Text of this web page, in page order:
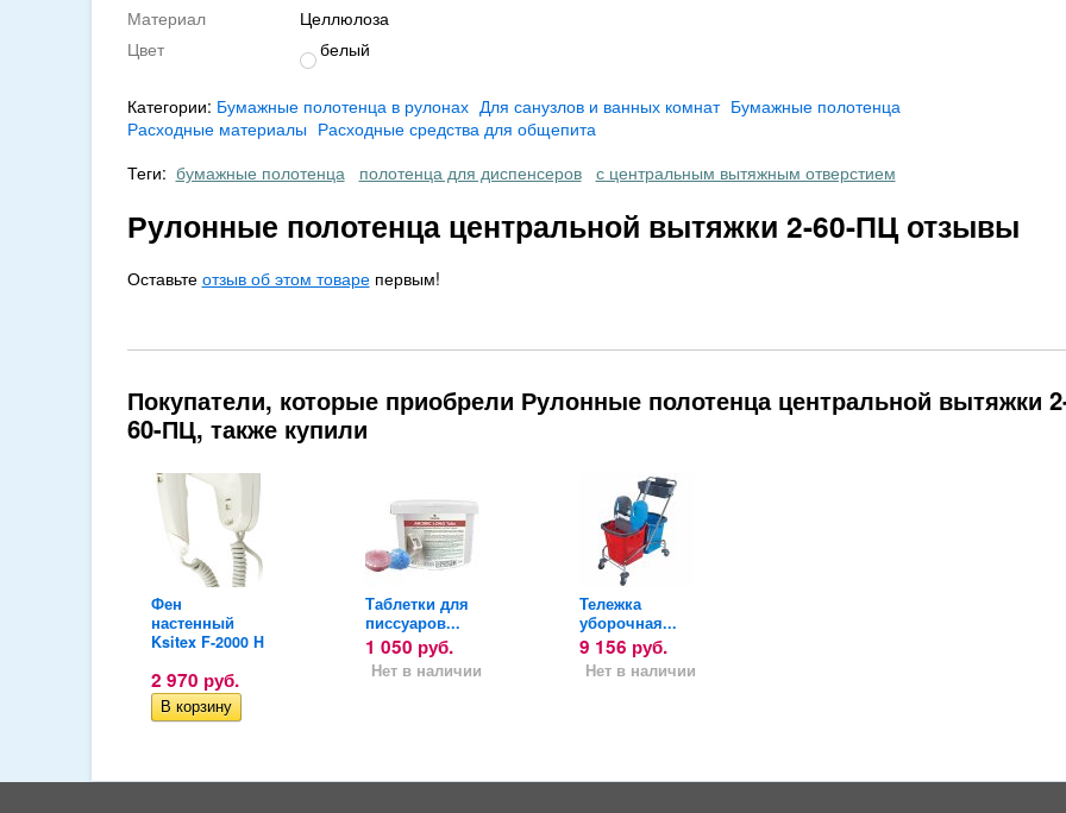
Материал
Целлюлоза
Цвет
белый
Категории: Бумажные полотенца в рулонах Для санузлов и ванных комнат Бумажные полотенца
Расходные материалы Расходные средства для общепита
Теги: бумажные полотенца полотенца для диспенсеров с центральным вытяжным отверстием
Рулонные полотенца центральной вытяжки 2-60-ПЦ отзывы
Оставьте отзыв об этом товарепервым!
Покупатели, которые приобрели Рулонные полотенца центральной вытяжки
60-ПЦ, также купили
Фен
настенный
Ksitex F-2000 H
2 970 руб.
Таблетки для
писсуаров...
1 050 руб.
Нет в наличии
Тележка
уборочная...
9 156 руб.
Нет в наличии